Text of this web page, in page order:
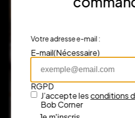
Votre adresse e-mail :
E-mail(Nécessaire)
RGPD
J’accepte lesconditions
Bob Corner